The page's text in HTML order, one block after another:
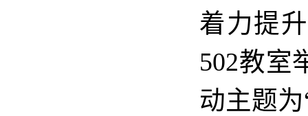
着力提
502教室
动主题